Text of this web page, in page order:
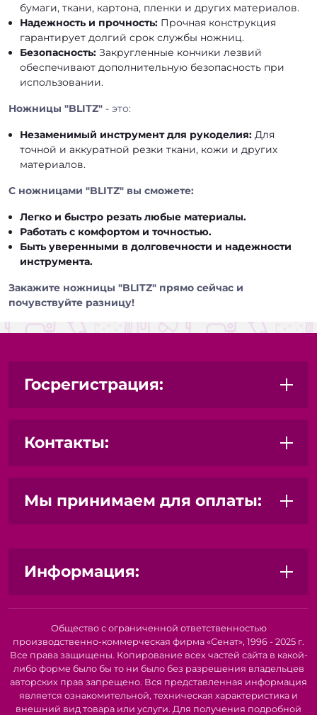
бумаги, ткани, картона, пленки и других материалов.
Надежность и прочность: Прочная конструкция
гарантирует долгий срок службы ножниц.
Безопасность: Закругленные кончики лезвий
обеспечивают дополнительную безопасность при
использовании.
Ножницы "BLITZ" - это:
Незаменимый инструмент для рукоделия: Для
точной и аккуратной резки ткани, кожи и других
материалов.
С ножницами "BLITZ" вы сможете:
Легко и быстро резать любые материалы.
Работать с комфортом и точностью.
Быть уверенными в долговечности и надежности
инструмента.
Закажите ножницы "BLITZ" прямо сейчас и
почувствуйте разницу!
Госрегистрация:
Контакты:
Мы принимаем для оплаты:
Информация:
Общество с ограниченной ответственностью
производственно-коммерческая фирма «Сенат», 1996 - 2025 г.
Все права защищены. Копирование всех частей сайта в какой-
либо форме было бы то ни было без разрешения владельцев
авторских прав запрещено. Вся представленная информация
является ознакомительной, техническая характеристика и
внешний вид товара или услуги. Для получения подробной